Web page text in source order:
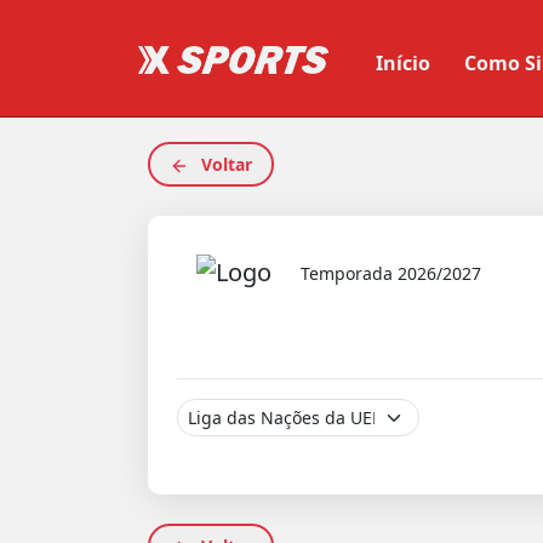
Início Como
Voltar
Temporada 2026/2027